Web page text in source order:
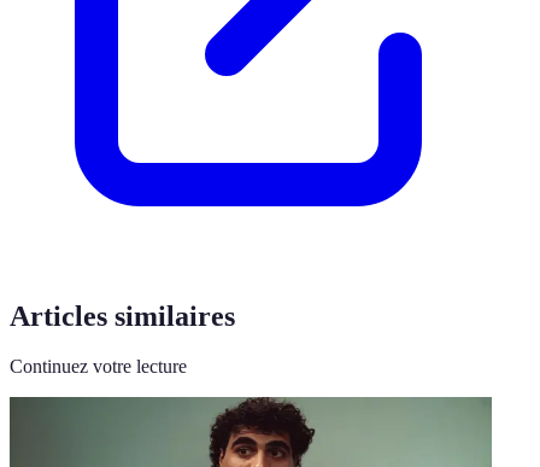
Articles similaires
Continuez votre lecture